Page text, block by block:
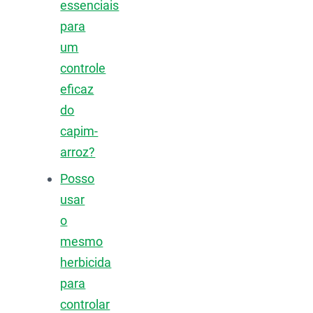
essenciais
para
um
controle
eficaz
do
capim-
arroz?
Posso
usar
o
mesmo
herbicida
para
controlar